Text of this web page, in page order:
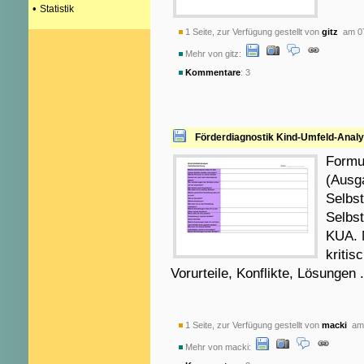
• Statistik
1 Seite, zur Verfügung gestellt von gitz am
Mehr von gitz:
Kommentare: 3
Förderdiagnostik Kind-Umfeld-
KUA.
Vorurteile, Konflikte, Lösungen
1 Seite, zur Verfügung gestellt von macki
Mehr von macki: